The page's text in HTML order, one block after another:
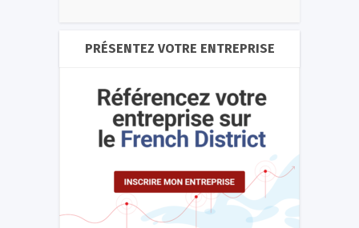
PRÉSENTEZ VOTRE ENTREPRISE